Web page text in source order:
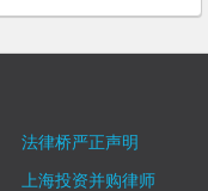
法律桥严正声明
上海投资并购律师